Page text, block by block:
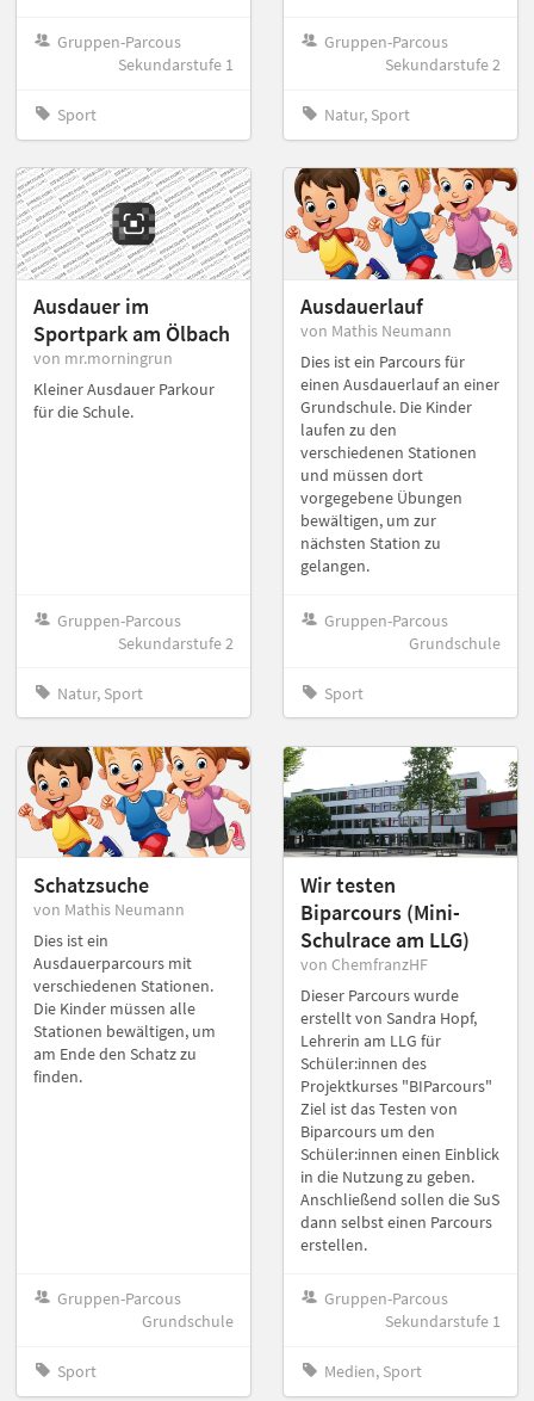
Gruppen-Parcous
Sekundarstufe 1
Sport
Gruppen-Parcous
Sekundarstufe 2
Natur, Sport
Ausdauer im
Sportpark am Ölbach
von mr.morningrun
Kleiner Ausdauer Parkour
für die Schule.
Gruppen-Parcous
Sekundarstufe 2
Natur, Sport
Ausdauerlauf
von Mathis Neumann
Dies ist ein Parcours für
einen Ausdauerlauf an einer
Grundschule. Die Kinder
laufen zu den
verschiedenen Stationen
und müssen dort
vorgegebene Übungen
bewältigen, um zur
nächsten Station zu
gelangen.
Gruppen-Parcous
Grundschule
Sport
Schatzsuche
von Mathis Neumann
Dies ist ein
Ausdauerparcours mit
verschiedenen Stationen.
Die Kinder müssen alle
Stationen bewältigen, um
am Ende den Schatz zu
finden.
Gruppen-Parcous
Grundschule
Sport
Wir testen
Biparcours (Mini-
Schulrace am LLG)
von ChemfranzHF
Dieser Parcours wurde
erstellt von Sandra Hopf,
Lehrerin am LLG für
Schüler:innen des
Projektkurses "BIParcours"
Ziel ist das Testen von
Biparcours um den
Schüler:innen einen Einblick
in die Nutzung zu geben.
Anschließend sollen die SuS
dann selbst einen Parcours
erstellen.
Gruppen-Parcous
Sekundarstufe 1
Medien, Sport